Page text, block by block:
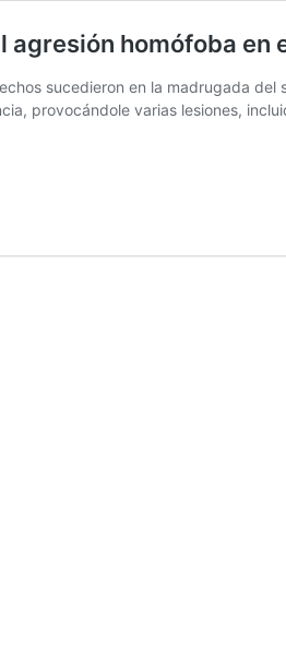
agresión homófoba en
sucedieron en la madrugada
provocándole varias lesiones,